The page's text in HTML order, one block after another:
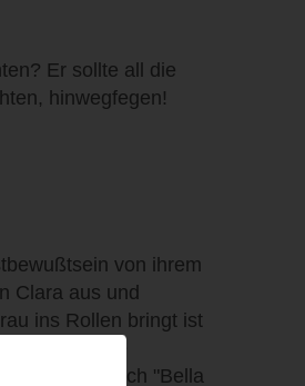
Er sollte all die
hinwegfegen!
von ihrem
Clara aus und
ins Rollen bringt ist
eine Affäre
das Buch "Bella